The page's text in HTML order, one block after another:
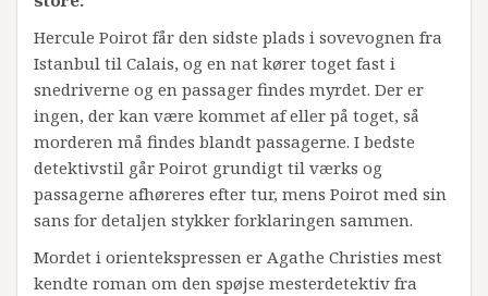
Hercule Poirot får den sidste plads i sovevognen fra
Istanbul til Calais, og en nat kører toget fast i
snedriverne og en passager findes myrdet. Der er
ingen, der kan være kommet af eller på toget, så
morderen må findes blandt passagerne. I bedste
detektivstil går Poirot grundigt til værks og
passagerne afhøreres efter tur, mens Poirot med sin
sans for detaljen stykker forklaringen sammen.
Mordet i orientekspressen er Agathe Christies mest
kendte roman om den spøjse mesterdetektiv fra